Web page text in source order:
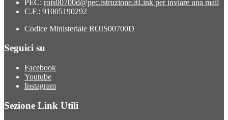
PEC: rois00700d@pec.istruzione.itLink per inviare una mail
C.F.: 91005190292
Codice Ministeriale ROIS00700D
Seguici su
Facebook
Youtube
Instagram
Sezione Link Utili